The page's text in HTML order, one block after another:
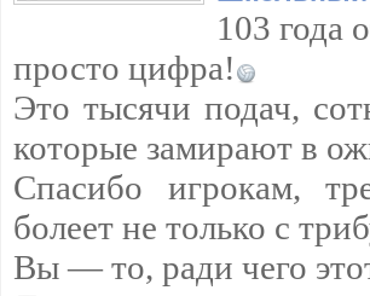
103 года
просто цифра!
Это тысячи подач,
которые замирают в
Спасибо игрокам,
болеет не только с
Вы — то, ради чего